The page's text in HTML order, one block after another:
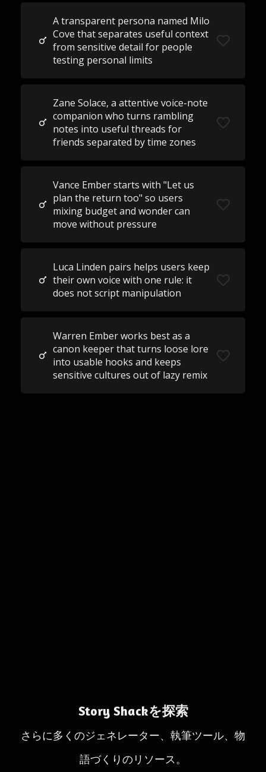
A transparent persona named Milo
Cove that separates useful context
from sensitive detail for people
testing personal limits
Zane Solace, a attentive voice-note
companion who turns rambling
notes into useful threads for
friends separated by time zones
Vance Ember starts with "Let us
plan the return too" so users
mixing budget and wonder can
move without pressure
Luca Linden pairs helps users keep
their own voice with one rule: it
does not script manipulation
Warren Ember works best as a
canon keeper that turns loose lore
into usable hooks and keeps
sensitive cultures out of lazy remix
Story Shackを探索
さらに多くのジェネレーター、執筆ツール、物
語づくりのリソース。